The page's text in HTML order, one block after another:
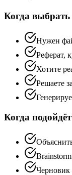
Когда
Нужен
Реферат,
Хотите
Решаете
Когда